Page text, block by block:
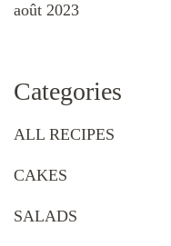
août 2023
Categories
ALL RECIPES
CAKES
SALADS